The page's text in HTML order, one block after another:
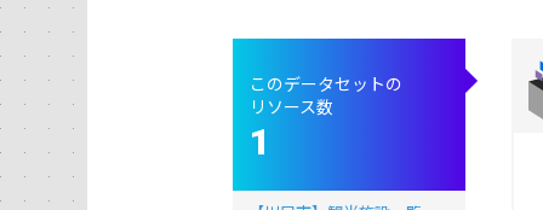
このデータセットの
リソース数
1